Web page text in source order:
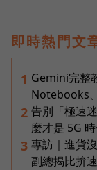
即時熱門文
1 Gemini完整
Notebooks
2 告別「極速
麼才是 5G
3 專訪｜進貨
副總揭比拚